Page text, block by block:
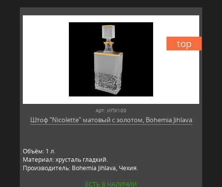
top
Арт: ИПХ100
Штоф "Nicolette" матовый с золотом, Bohemia Jihlava
Объём: 1 л.
Материал: хрусталь гладкий.
Производитель: Bohemia Jihlava, Чехия.
ЕСТЬ В НАЛИЧИИ